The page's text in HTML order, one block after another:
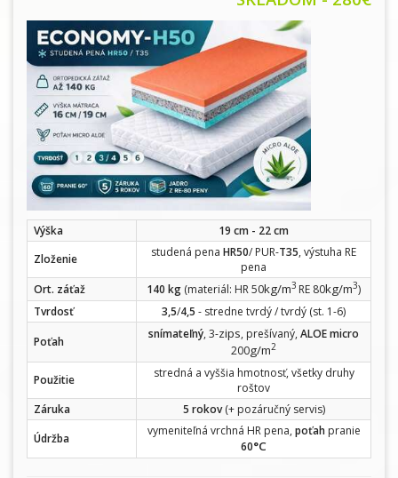
Výška
19 cm - 22 cm
Zloženie
studená pena HR50/ PUR-T35, výstuha RE
pena
Ort. záťaž
140 kg (materiál: HR 50kg/m3 RE 80kg/m3)
Tvrdosť
3,5/4,5 - stredne tvrdý / tvrdý (st. 1-6)
Poťah
snímateľný, 3-zips, prešívaný, ALOE micro
200g/m2
Použitie
stredná a vyššia hmotnosť, všetky druhy
roštov
Záruka
5 rokov(+ pozáručný servis)
Údržba
vymeniteľná vrchná HR pena, poťahpranie
60°C